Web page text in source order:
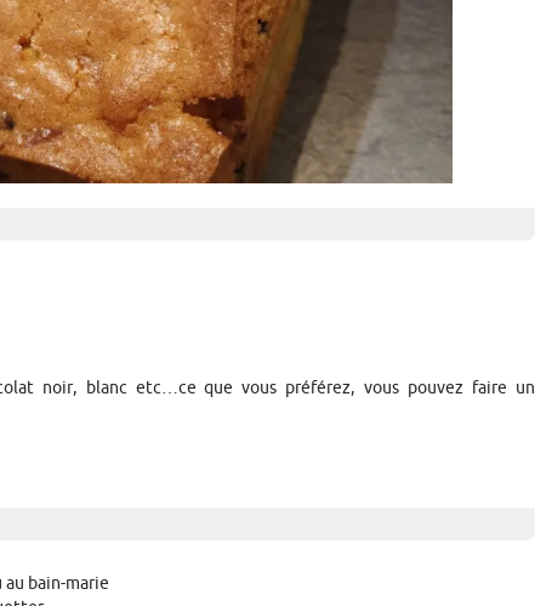
noir, blanc etc…ce que vous préférez, vous pouvez faire un
au bain-marie